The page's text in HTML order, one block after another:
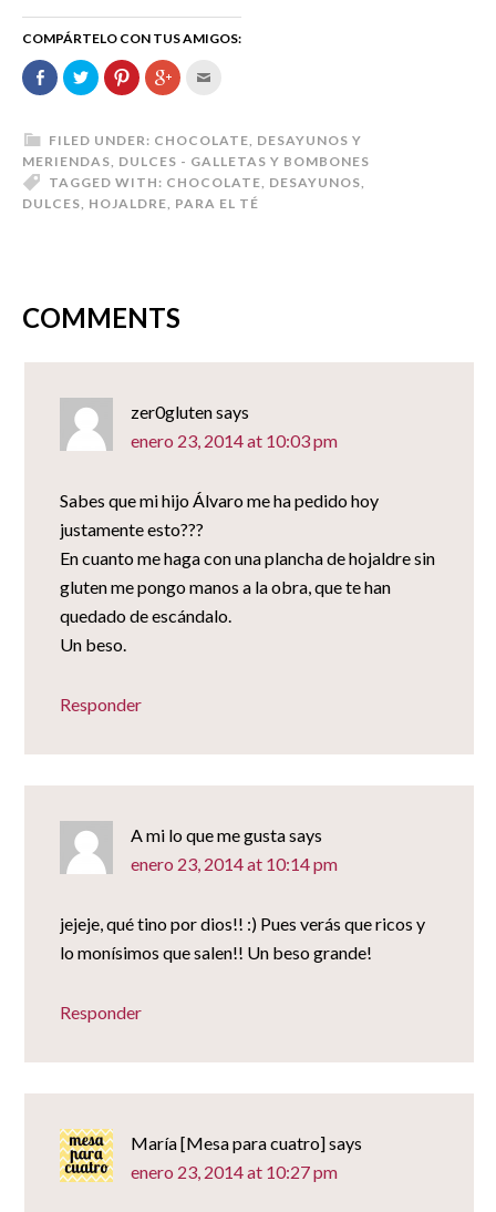
COMPÁRTELO CON TUS AMIGOS:
Comparte
en
Facebook
en
una
ventana
nueva)
Haz
clic
para
Twitter
(Se
abre
en
ventana
Haz
clic
para
Pinterest
(Se
abre
en
ventana
Haz
clic
Google+
(Se
abre
en
ventana
correo
electrónico
a
un
(Se
FILED UNDER: CHOCOLATE, DESAYUNOS Y
MERIENDAS, DULCES - GALLETAS Y BOMBONES
TAGGED WITH: CHOCOLATE, DESAYUNOS,
DULCES, HOJALDRE, PARA EL TÉ
COMMENTS
zer0glutensays
enero 23, 2014 at 10:03 pm
Sabes que mi hijo Álvaro me ha pedido hoy
justamente esto???
En cuanto me haga con una plancha de hojaldre sin
gluten me pongo manos a la obra, que te han
quedado de escándalo.
Un beso.
Responder
A mi lo que me gustasays
enero 23, 2014 at 10:14 pm
jejeje, qué tino por dios!! :) Pues verás que ricos y
lo monísimos que salen!! Un beso grande!
Responder
María [Mesa para cuatro]says
enero 23, 2014 at 10:27 pm